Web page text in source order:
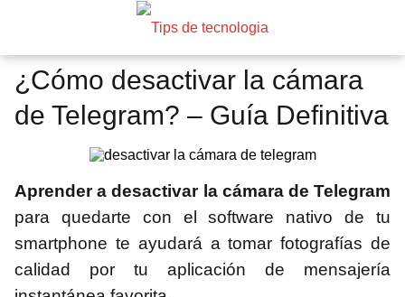
¿Cómo desactivar la cámara
de Telegram? – Guía Definitiva
Aprender a desactivar la cámara de Telegram
para quedarte con el software nativo de tu
smartphone te ayudará a tomar fotografías de
calidad por tu aplicación de mensajería